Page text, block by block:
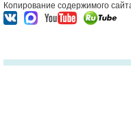
Копирование содержимого